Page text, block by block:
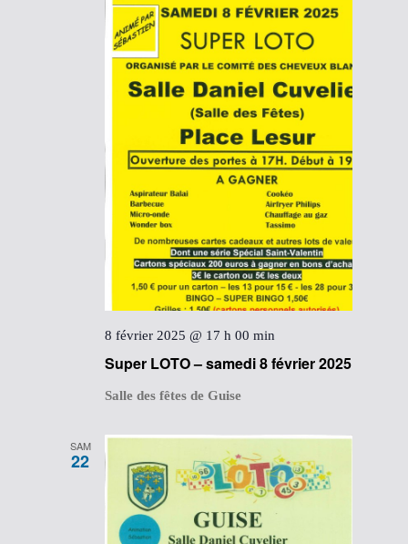
Super LOTO – samedi 8 février 2025
8 février 2025 @ 17 h 00 min
Salle des fêtes de Guise
SAM
22